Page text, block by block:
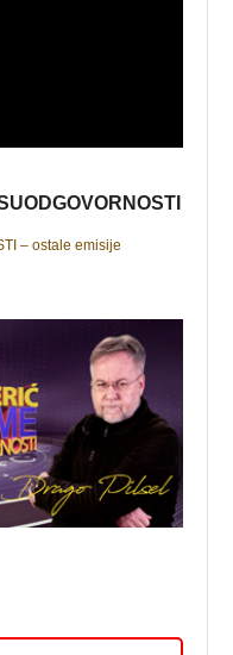
– ostale emisije